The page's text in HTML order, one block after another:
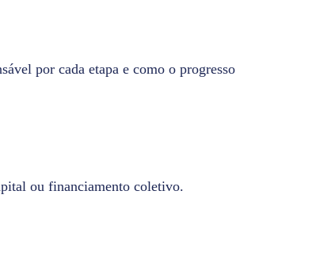
por cada etapa e como o progresso
ou financiamento coletivo.